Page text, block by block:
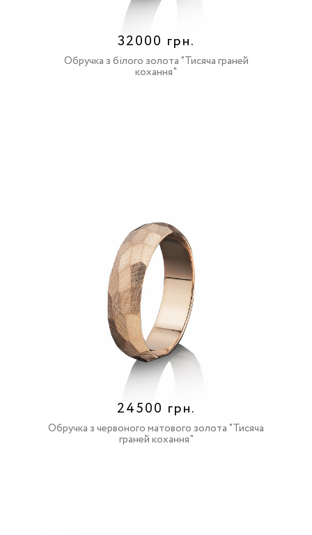
32000 грн.
Обручка з білого золота "Тисяча граней
кохання"
24500 грн.
Обручка з червоного матового золота "Тисяча
граней кохання"